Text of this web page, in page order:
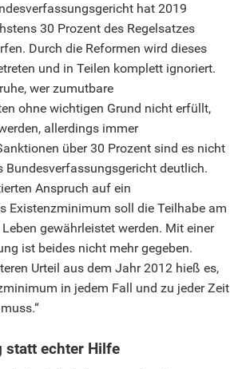
hat 2019
30 Prozent des Regelsatzes
Durch die Reformen wird dieses
und in Teilen komplett ignoriert.
wer zumutbare
ohne wichtigen Grund nicht erfüllt,
allerdings immer
über 30 Prozent sind es nicht
Bundesverfassungsgericht deutlich.
Anspruch auf ein
Existenzminimum soll die Teilhabe am
gewährleistet werden. Mit einer
ist beides nicht mehr gegeben.
Urteil aus dem Jahr 2012 hieß es,
in jedem Fall und zu jeder Zeit
statt echter Hilfe